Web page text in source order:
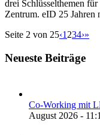
drei Schlüsselthemen
Zentrum. eID 25
Seite 2 von 25‹1 234›»
Neueste Beiträge
Co-Working mit
August 2026 -